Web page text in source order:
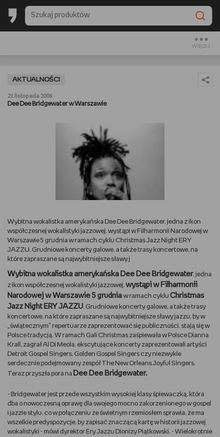
WIĘCEJ
BACK TO SCHOOL
SŁUCHAM
DBAM O URODĘ
TRENUJĘ
URZĄDZAM I DEKORUJĘ
MAM ZWIERZĘTA
PASJE DZIECKA
GRAM
PORADNIKI
WYWIADY
AKTUALNOŚCI
21 listopada 2006
Dee Dee Bridgewater w Warszawie
Wybitna wokalistka amerykańska Dee Dee Bridgewater, jedna z ikon
współczesnej wokalistyki jazzowej, wystąpi w Filharmonii Narodowej w
Warszawie 5 grudnia w ramach cyklu Christmas Jazz Night ERY
JAZZU. Grudniowe koncerty galowe, a także trasy koncertowe, na
które zapraszane są najwybitniejsze sławy j
Wybitna wokalistka amerykańska Dee Dee Bridgewater, jedna
z ikon współczesnej wokalistyki jazzowej, wystąpi w Filharmonii
Narodowej w Warszawie 5 grudnia w ramach cyklu Christmas
Jazz Night ERY JAZZU. Grudniowe koncerty galowe, a także trasy
koncertowe, na które zapraszane są najwybitniejsze sławy jazzu, by w
„świątecznym” repertuarze zaprezentować się publiczności, stają się w
Polsce tradycją. W ramach Gali Christmas zaśpiewała w Polsce Dianna
Krall, zagrał Al Di Meola, ekscytujące koncerty zaprezentowali artyści
Detroit Gospel Singers, Golden Gospel Singers czy niezwykle
serdecznie podejmowany zespół The New Orleans Joyful Singers.
Teraz przyszła pora na Dee Dee Bridgewater.
- Bridgewater jest przede wszystkim wysokiej klasy śpiewaczką, która
dba o nowoczesną oprawę dla swojego mocno zakorzenionego w gospel
i jazzie stylu, co w połączeniu ze świetnym rzemiosłem sprawia, że ma
wszelkie predyspozycje, by zapisać znaczącą kartę w historii jazzowej
wokalistyki - mówi dyrektor Ery Jazzu Dionizy Piątkowski. - Wielokrotnie